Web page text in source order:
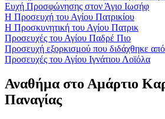
Ευχή Προσφώνησης στον Άγιο Ιωσήφ
Η Προσευχή του Αγίου Πατρικίου
Η Προσκυνητική του Αγίου Πατρικ
Προσευχές του Αγίου Παδρέ Πιο
Προσευχή εξορκισμού που διδάχθηκε
Προσευχές του Αγίου Ιγνάτιου Λοϊόλα
Αναθήμα στο Αμάρτιο
Παναγίας